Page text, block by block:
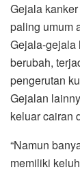
Gejala
paling umum
Gejala-gejala
berubah,
pengerutan
Gejalan
keluar cairan
“Namun
memiliki